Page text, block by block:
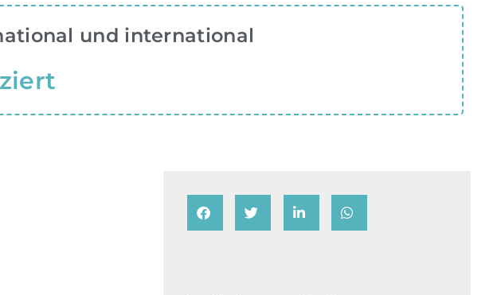
und international